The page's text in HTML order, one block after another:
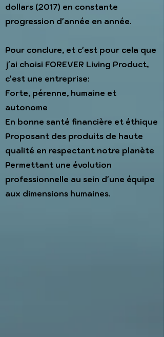
dollars (2017) en constante
progression d'année en année.
Pour conclure, et c'est pour cela que
j'ai choisi FOREVER Living Product,
c'est une entreprise:
Forte, pérenne, humaine et
autonome
En bonne santé financière et éthique
Proposant des produits de haute
qualité en respectant notre planète
Permettant une évolution
professionnelle au sein d'une équipe
aux dimensions humaines.